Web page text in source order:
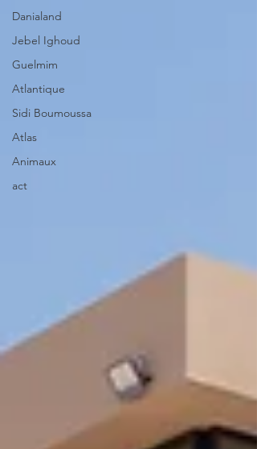
Danialand
Jebel Ighoud
Guelmim
Atlantique
Sidi Boumoussa
Atlas
Animaux
act